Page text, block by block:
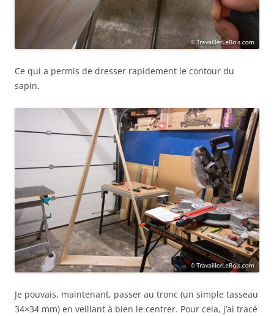
Ce qui a permis de dresser rapidement le contour du
sapin.
Je pouvais, maintenant, passer au tronc (un simple tasseau
34×34 mm) en veillant à bien le centrer. Pour cela, j’ai tracé